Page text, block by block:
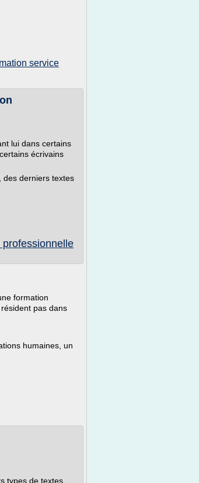
service
lui dans certains
écrivains
des derniers textes
formation
pas dans
humaines, un
types de textes.